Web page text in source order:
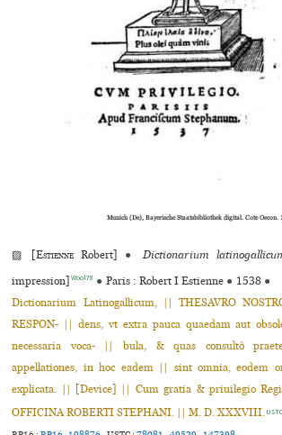
Munich (De), Bayerische Staatsbibliothek digital. Cote Oecon.
▨ [Estienne Robert] ● Dictionarium
impression]
Wool78 ● Paris : Robert I Estienne ● 1538 ●
Dictionarium Latinogallicum, || THESAVRO
RESPON- || dens, vt extra pauca quaedam aut
necessaria voca- || bula, & quas consultò
appellationes, in hoc eadem || sint omnia, eodem
explicata. || [Device] || Cum gratia & priuilegio
OFFICINA ROBERTI STEPHANI. || M. D. XXXVIII. USTC